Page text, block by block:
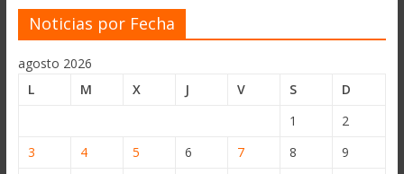
Noticias por Fecha
agosto 2026
L
M X J V S
D
1
2
3
4 5 6 7 8
9